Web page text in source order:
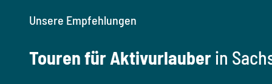
Unsere Empfehlungen
Touren für Aktivurlauberin